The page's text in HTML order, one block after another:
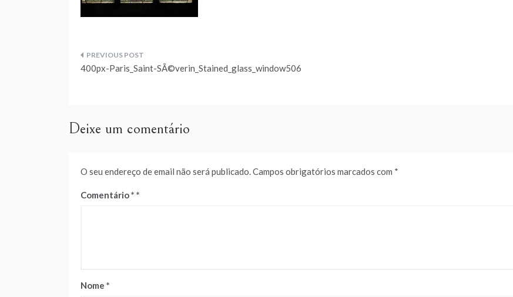
Navegação
400px-Paris_Saint-SÃ©verin_Stained_glass_window506
Deixe um comentário
O seu endereço de email não será publicado.Campos obrigatórios marcados com *
Comentário*
Nome *